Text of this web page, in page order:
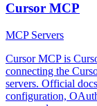
Cursor MCP
MCP Servers
Cursor MCP is
connecting the
servers. Official
configuration,